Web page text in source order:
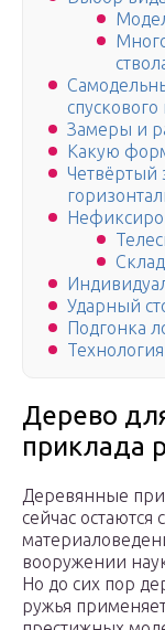
Замеры и
Какую
Четвёртый
Ударный
Подгонка
Дерево
приклада
Деревянные
сейчас
вооружении
Но до сих пор
ружья